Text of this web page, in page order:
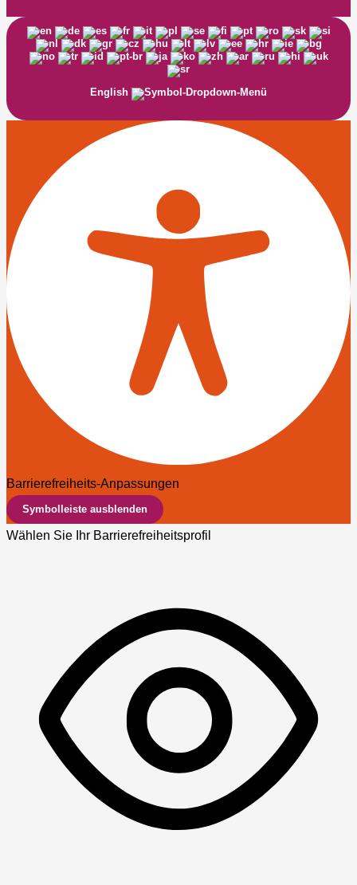
English
Barrierefreiheits-Anpassungen
Symbolleiste ausblenden
Wählen Sie Ihr Barrierefreiheitsprofil